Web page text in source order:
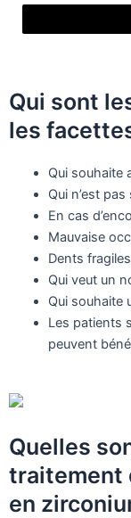
Qui sont
les
Qui souhaite
Qui n’est
En cas
Mauvaise
Dents
Qui veut un
Qui souhaite
Les patients
peuvent
Quelles
traitement
en